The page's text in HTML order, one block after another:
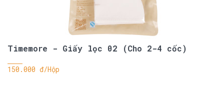
Timemore - Giấy lọc 02 (Cho 2-4 cốc)
150.000 đ/Hộp